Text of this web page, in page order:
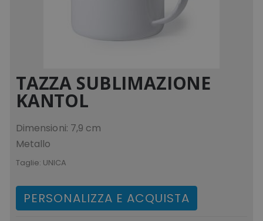
TAZZA SUBLIMAZIONE
KANTOL
Dimensioni: 7,9 cm
Metallo
Taglie: UNICA
PERSONALIZZA E ACQUISTA